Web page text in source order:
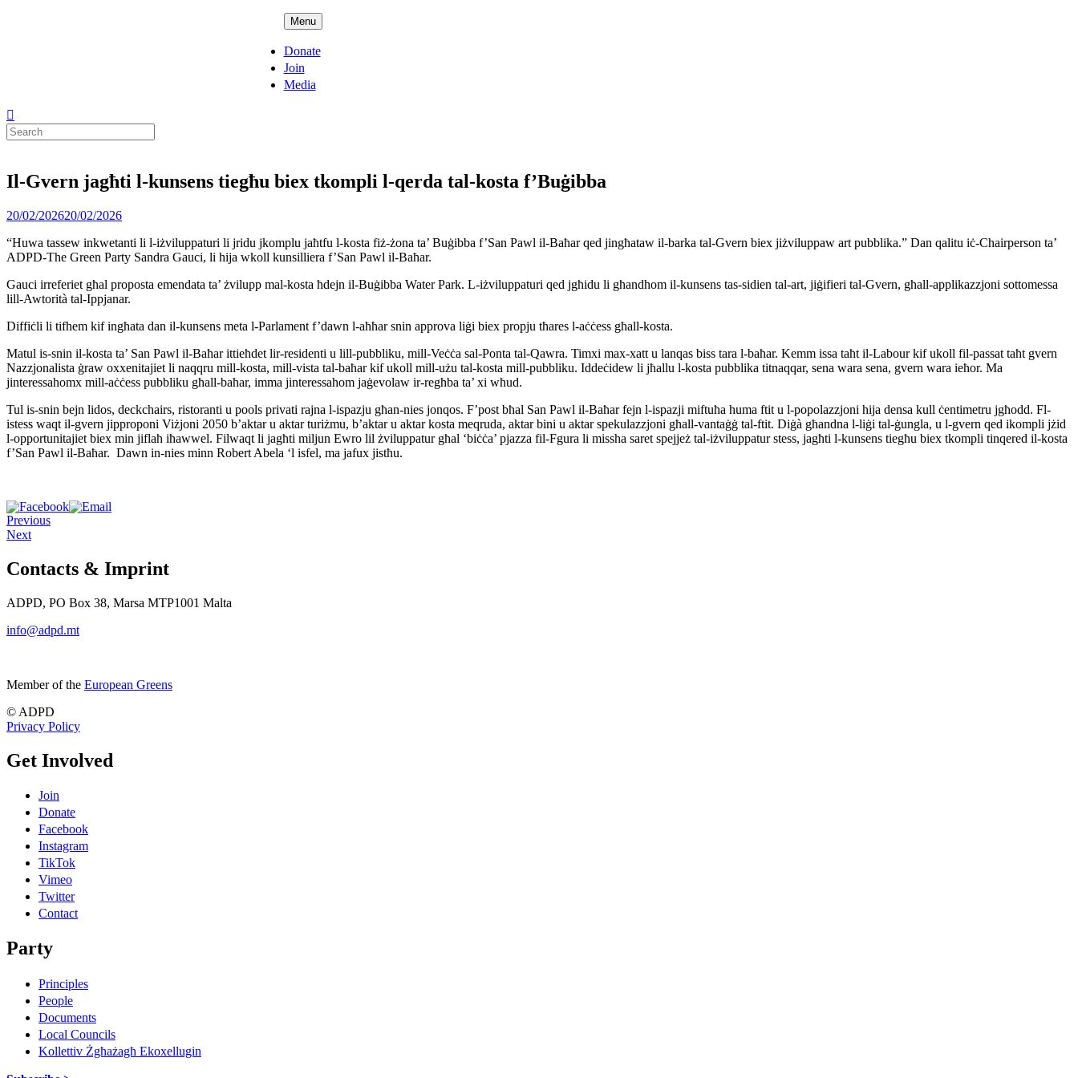
Menu
Donate
Join
Media
Search
for:
Il-Gvern jagħti l-kunsens tiegħu biex tkompli l-qerda tal-kosta f’Buġibba
Posted
20/02/202620/02/2026
“Huwa tassew inkwetanti li l-iżviluppaturi li jridu jkomplu jaħtfu l-kosta fiż-żona ta’ Buġibba f’San Pawl il-Baħar qed jingħataw il-barka tal-Gvern biex jiżviluppaw art pubblika.” Dan qalitu iċ-Chairperson ta’
ADPD-The Green Party Sandra Gauci, li hija wkoll kunsilliera f’San Pawl il-Baħar.
Gauci irreferiet għal proposta emendata ta’ żvilupp mal-kosta ħdejn il-Buġibba Water Park. L-iżviluppaturi qed jgħidu li għandhom il-kunsens tas-sidien tal-art, jiġifieri tal-Gvern, għall-applikazzjoni sottomessa
lill-Awtorità tal-Ippjanar.
Diffiċli li tifhem kif ingħata dan il-kunsens meta l-Parlament f’dawn l-aħħar snin approva liġi biex propju tħares l-aċċess għall-kosta.
Matul is-snin il-kosta ta’ San Pawl il-Baħar ittieħdet lir-residenti u lill-pubbliku, mill-Veċċa sal-Ponta tal-Qawra. Timxi max-xatt u lanqas biss tara l-baħar. Kemm issa taħt il-Labour kif ukoll fil-passat taħt gvern
Nazzjonalista ġraw oxxenitajiet li naqqru mill-kosta, mill-vista tal-baħar kif ukoll mill-użu tal-kosta mill-pubbliku. Iddeċidew li jħallu l-kosta pubblika titnaqqar, sena wara sena, gvern wara ieħor. Ma
jinteressahomx mill-aċċess pubbliku għall-baħar, imma jinteressahom jaġevolaw ir-regħba ta’ xi wħud.
Tul is-snin bejn lidos, deckchairs, ristoranti u pools privati rajna l-ispazju għan-nies jonqos. F’post bħal San Pawl il-Baħar fejn l-ispazji miftuħa huma ftit u l-popolazzjoni hija densa kull ċentimetru jgħodd. Fl-
istess waqt il-gvern jipproponi Viżjoni 2050 b’aktar u aktar turiżmu, b’aktar u aktar kosta meqruda, aktar bini u aktar spekulazzjoni għall-vantaġġ tal-ftit. Diġà għandna l-liġi tal-ġungla, u l-gvern qed ikompli jżid
l-opportunitajiet biex min jiflaħ iħawwel. Filwaqt li jagħti miljun Ewro lil żviluppatur għal ‘biċċa’ pjazza fil-Fgura li missha saret spejjeż tal-iżviluppatur stess, jagħti l-kunsens tiegħu biex tkompli tinqered il-kosta
f’San Pawl il-Baħar. Dawn in-nies minn Robert Abela ‘l isfel, ma jafux jistħu.
Previous
Next
Contacts & Imprint
ADPD, PO Box 38, Marsa MTP1001 Malta
info@adpd.mt
Member of the European Greens
© ADPD
Privacy Policy
Get Involved
Join
Donate
Facebook
Instagram
TikTok
Vimeo
Twitter
Contact
Party
Principles
People
Documents
Local Councils
Kollettiv Żgħażagħ Ekoxellugin